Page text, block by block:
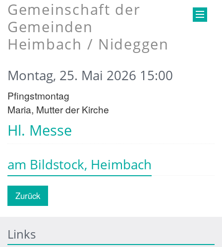
Gemeinschaft der
Gemeinden
Heimbach / Nideggen
Hl. Messe
Montag, 25. Mai 2026 15:00
Pfingstmontag
Maria, Mutter der Kirche
am Bildstock, Heimbach
Zurück
Links